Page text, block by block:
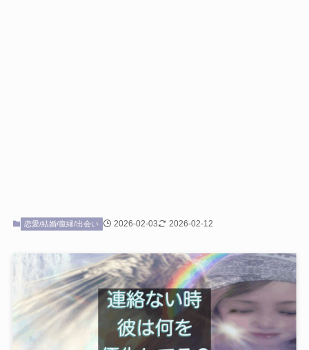
恋愛/結婚/復縁/出会い 2026-02-03 2026-02-12